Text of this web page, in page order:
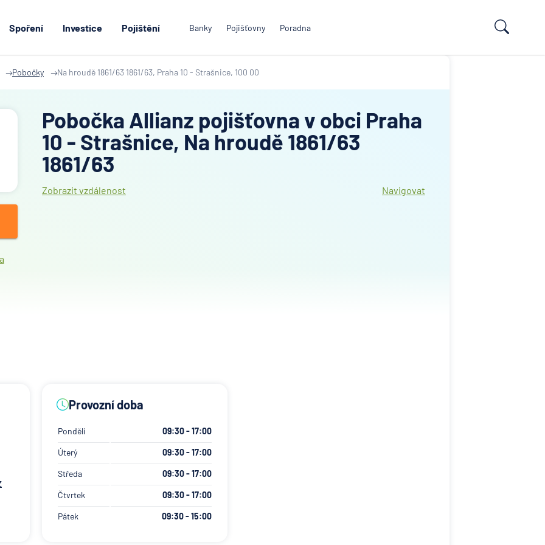
Spoření Investice Pojištění Banky Pojišťovny Poradna
Pobočky Na hroudě 1861/63 1861/63, Praha 10 - Strašnice, 100 00
Pobočka Allianz pojišťovna v obci Praha
10 - Strašnice, Na hroudě 1861/63
1861/63
Zobrazit vzdálenost Navigovat
Provozní doba
Pondělí 09:30 - 17:00
Úterý 09:30 - 17:00
Středa 09:30 - 17:00
Čtvrtek 09:30 - 17:00
Pátek 09:30 - 15:00